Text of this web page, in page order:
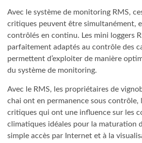
Avec le système de monitoring RMS,
critiques peuvent être simultanément,
contrôlés en continu. Les mini loggers
parfaitement adaptés au contrôle des
permettent d’exploiter de manière
du système de monitoring.
Avec le RMS, les propriétaires de
chai ont en permanence sous contrôle,
critiques qui ont une influence sur les
climatiques idéales pour la maturation
simple accès par Internet et à la